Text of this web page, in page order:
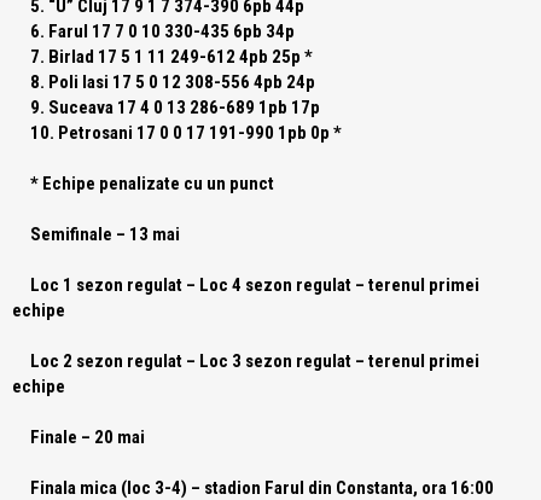
5. “U” Cluj 17 9 1 7 374-390 6pb 44p
6. Farul 17 7 0 10 330-435 6pb 34p
7. Birlad 17 5 1 11 249-612 4pb 25p *
8. Poli Iasi 17 5 0 12 308-556 4pb 24p
9. Suceava 17 4 0 13 286-689 1pb 17p
10. Petrosani 17 0 0 17 191-990 1pb 0p *
* Echipe penalizate cu un punct
Semifinale – 13 mai
Loc 1 sezon regulat – Loc 4 sezon regulat – terenul primei
echipe
Loc 2 sezon regulat – Loc 3 sezon regulat – terenul primei
echipe
Finale – 20 mai
Finala mica (loc 3-4) – stadion Farul din Constanta, ora 16:00